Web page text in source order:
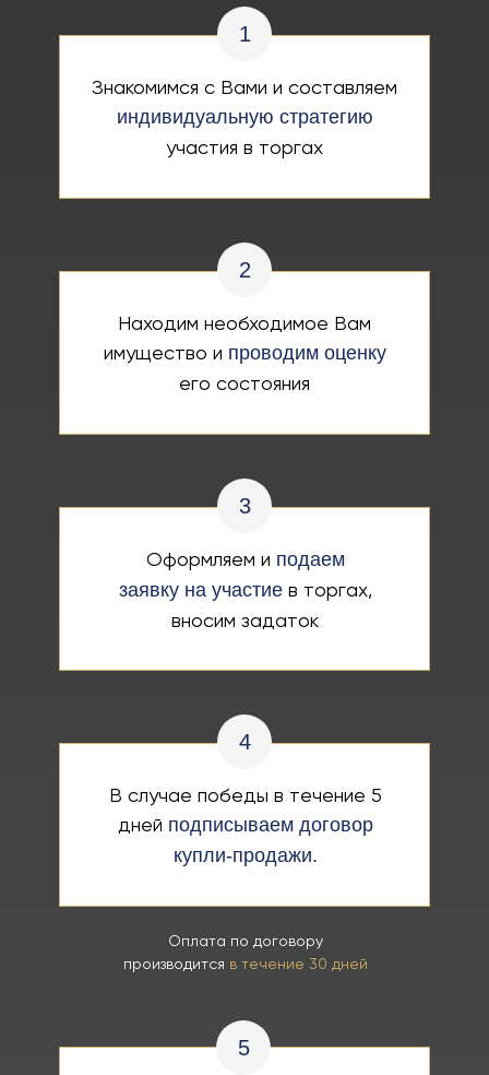
Находим необходимое Вам
имущество и проводим оценку
его состояния
2
Знакомимся с Вами и составляем
индивидуальную стратегию
участия в торгах
1
5
4
В случае победы в течение 5
дней подписываем договор
купли-продажи.
Оплата по договору
производится в течение 30 дней
3
Оформляем и подаем
заявку на участиев торгах,
вносим задаток